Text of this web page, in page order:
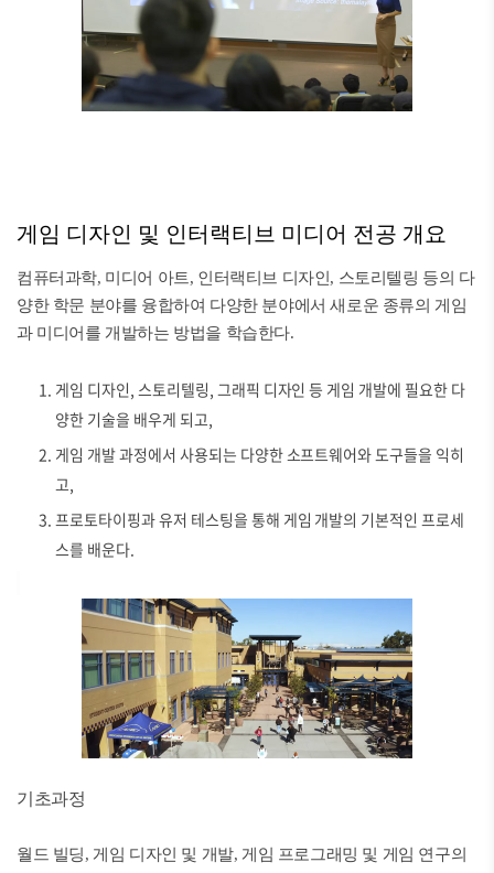
게임 디자인 및 인터랙티브 미디어 전공 개요
컴퓨터과학, 미디어 아트, 인터랙티브 디자인, 스토리텔링 등의 다
양한 학문 분야를 융합하여 다양한 분야에서 새로운 종류의 게임
과 미디어를 개발하는 방법을 학습한다.
게임 디자인, 스토리텔링, 그래픽 디자인 등 게임 개발에 필요한 다
양한 기술을 배우게 되고,
게임 개발 과정에서 사용되는 다양한 소프트웨어와 도구들을 익히
고,
프로토타이핑과 유저 테스팅을 통해 게임 개발의 기본적인 프로세
스를 배운다.
기초과정
월드 빌딩, 게임 디자인 및 개발, 게임 프로그래밍 및 게임 연구의